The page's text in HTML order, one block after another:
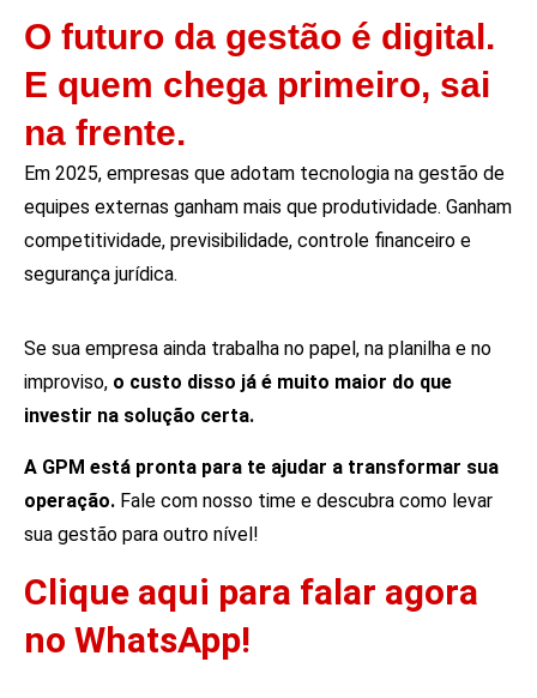
O futuro da gestão é digital.
E quem chega primeiro, sai
na frente.
Em 2025, empresas que adotam tecnologia na gestão de
equipes externas ganham mais que produtividade. Ganham
competitividade, previsibilidade, controle financeiro e
segurança jurídica.
Se sua empresa ainda trabalha no papel, na planilha e no
improviso, o custo disso já é muito maior do que
investir na solução certa.
A GPM está pronta para te ajudar a transformar sua
operação. Fale com nosso time e descubra como levar
sua gestão para outro nível!
Clique aqui para falar agora
no WhatsApp!